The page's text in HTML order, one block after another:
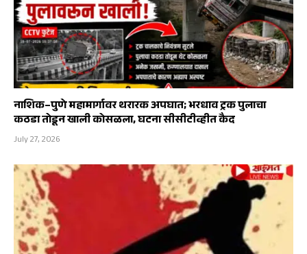
नाशिक–पुणे महामार्गावर थरारक अपघात; भरधाव ट्रक पुलाचा
कठडा तोडून खाली कोसळला, घटना सीसीटीव्हीत कैद
July 27, 2026